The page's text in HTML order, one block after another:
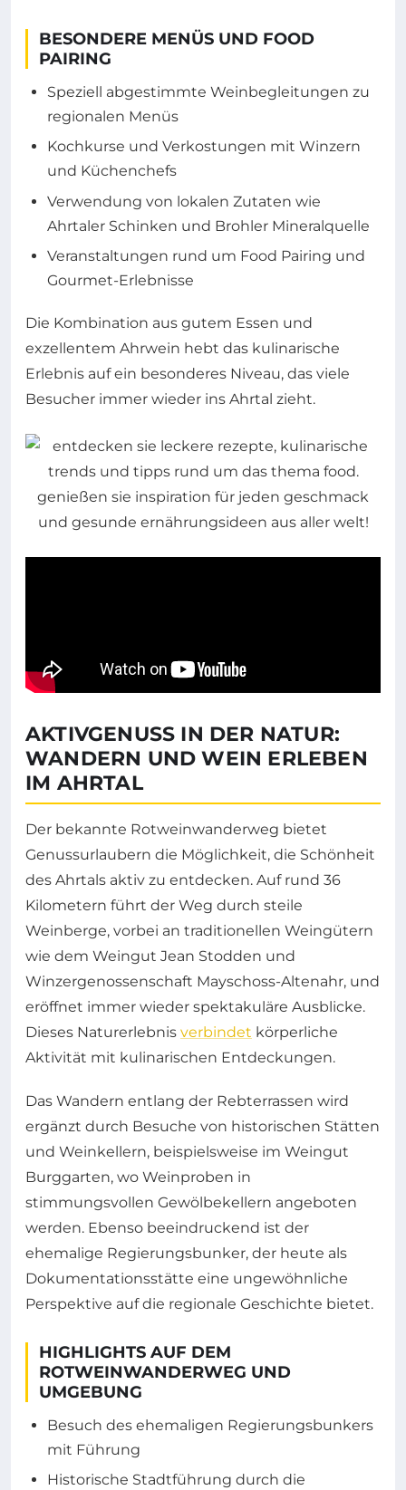
BESONDERE MENÜS UND FOOD
PAIRING
Speziell abgestimmte Weinbegleitungen zu
regionalen Menüs
Kochkurse und Verkostungen mit Winzern
und Küchenchefs
Verwendung von lokalen Zutaten wie
Ahrtaler Schinken und Brohler Mineralquelle
Veranstaltungen rund um Food Pairing und
Gourmet-Erlebnisse
Die Kombination aus gutem Essen und
exzellentem Ahrwein hebt das kulinarische
Erlebnis auf ein besonderes Niveau, das viele
Besucher immer wieder ins Ahrtal zieht.
AKTIVGENUSS IN DER NATUR:
WANDERN UND WEIN ERLEBEN
IM AHRTAL
Der bekannte Rotweinwanderweg bietet
Genussurlaubern die Möglichkeit, die Schönheit
des Ahrtals aktiv zu entdecken. Auf rund 36
Kilometern führt der Weg durch steile
Weinberge, vorbei an traditionellen Weingütern
wie dem Weingut Jean Stodden und
Winzergenossenschaft Mayschoss-Altenahr, und
eröffnet immer wieder spektakuläre Ausblicke.
Dieses Naturerlebnis verbindet körperliche
Aktivität mit kulinarischen Entdeckungen.
Das Wandern entlang der Rebterrassen wird
ergänzt durch Besuche von historischen Stätten
und Weinkellern, beispielsweise im Weingut
Burggarten, wo Weinproben in
stimmungsvollen Gewölbekellern angeboten
werden. Ebenso beeindruckend ist der
ehemalige Regierungsbunker, der heute als
Dokumentationsstätte eine ungewöhnliche
Perspektive auf die regionale Geschichte bietet.
HIGHLIGHTS AUF DEM
ROTWEINWANDERWEG UND
UMGEBUNG
Besuch des ehemaligen Regierungsbunkers
mit Führung
Historische Stadtführung durch die